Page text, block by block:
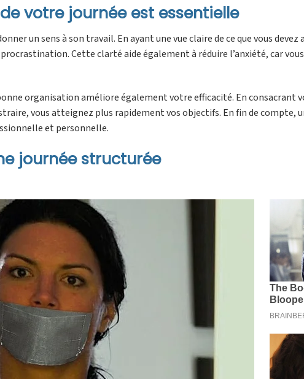
votre journée est essentielle
un sens à son travail. En ayant une vue claire de ce que vous
Cette clarté aide également à réduire l’anxiété, car
organisation améliore également votre efficacité. En consacrant
vous atteignez plus rapidement vos objectifs. En fin de compte,
et personnelle.
journée structurée